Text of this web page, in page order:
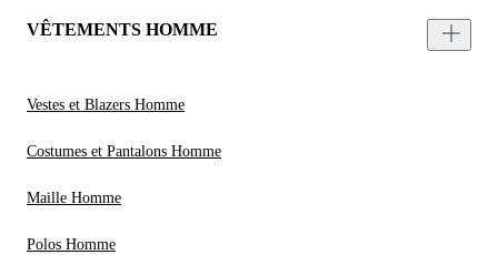
VÊTEMENTS HOMME
Vestes et Blazers Homme
Costumes et Pantalons Homme
Maille Homme
Polos Homme